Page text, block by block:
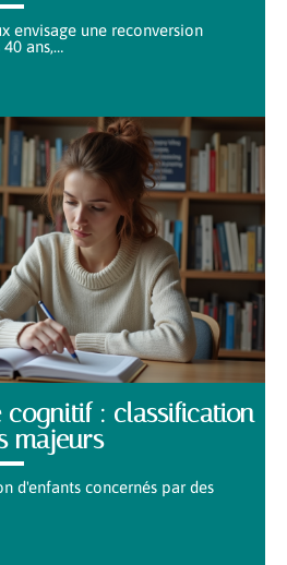
envisage une reconversion
ans,…
cognitif : classification
majeurs
d'enfants concernés par des